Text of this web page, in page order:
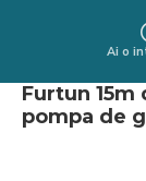
Ai o
Furtun
pompa de